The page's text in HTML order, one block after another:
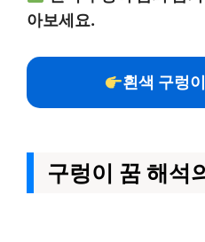
아보세요.
흰색 구렁
구렁이 꿈 해석